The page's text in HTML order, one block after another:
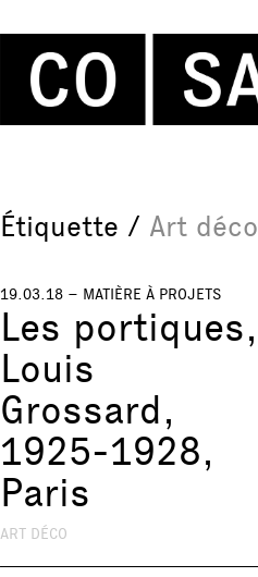
Étiquette / Art déco
19.03.18 – MATIÈRE À PROJETS
Les portiques,
Louis
Grossard,
1925-1928,
Paris
ART DÉCO